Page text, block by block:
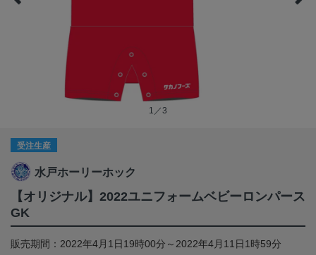
1／3
受注生産
水戸ホーリーホック
【オリジナル】2022ユニフォームベビーロンパース
GK
販売期間：2022年4月1日19時00分～2022年4月11日1時59分